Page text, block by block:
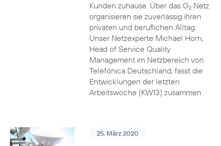
Kunden zuhause. Über das O2Netz
organisieren sie zuverlässig ihren
privaten und beruflichen Alltag.
Unser Netzexperte Michael Horn,
Head of Service Quality
Management im Netzbereich von
Telefónica Deutschland, fasst die
Entwicklungen der letzten
Arbeitswoche (KW13) zusammen.
25. März 2020